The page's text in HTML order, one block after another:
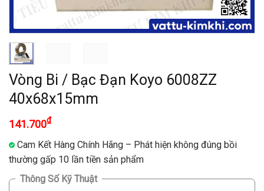
Vòng Bi / Bạc Đạn Koyo 6008ZZ
40x68x15mm
141.700₫
Cam Kết Hàng Chính Hãng – Phát hiện không đúng bồi
thường gấp 10 lần tiền sản phẩm
Thông Số Kỹ Thuật